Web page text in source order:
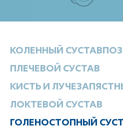
КОЛЕННЫЙ СУСТАВ
ПЛЕЧЕВОЙ СУСТАВ
КИСТЬ И
ЛОКТЕВОЙ СУСТАВ
ГОЛЕНОСТОПНЫЙ